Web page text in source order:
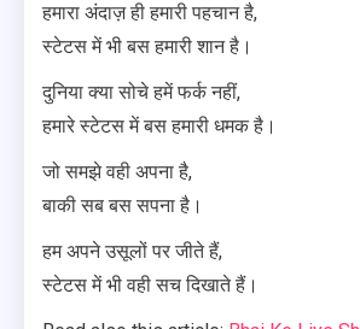
हमारा अंदाज़ ही हमारी पहचान है,
स्टेटस में भी बस हमारी शान है।
दुनिया क्या सोचे हमें फर्क नहीं,
हमारे स्टेटस में बस हमारी धमक है।
जो समझे वही अपना है,
बाकी सब बस सपना है।
हम अपने उसूलों पर जीते हैं,
स्टेटस में भी वही सच दिखाते हैं।